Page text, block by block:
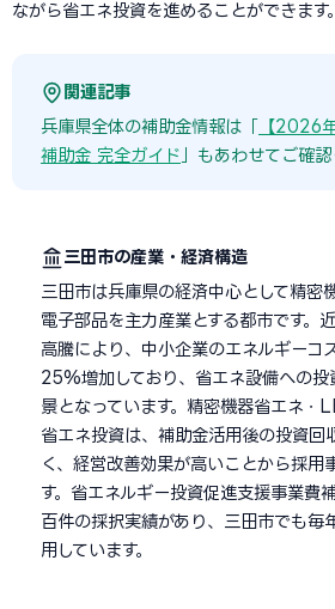
ながら省エネ投資を進めることができます。
関連記事
兵庫県全体の補助金情報は「
【2026
補助金 完全ガイド 」もあわせてご確認
三田市の産業・経済構造
三田市は兵庫県の経済中心として精密
電子部品を主力産業とする都市です。
高騰により、中小企業のエネルギーコ
25%増加しており、省エネ設備への投
景となっています。精密機器省エネ・
省エネ投資は、補助金活用後の投資回
く、経営改善効果が高いことから採用
す。省エネルギー投資促進支援事業費
百件の採択実績があり、三田市でも毎
用しています。